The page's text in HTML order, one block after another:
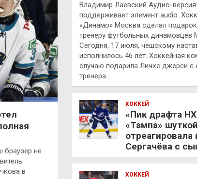
браузер не
в
Владимир Лаевский Аудио-
поддерживает элемент audio.
«Динамо» Москва сделал
тренеру футбольных динамовцев
Сегодня, 17 июля, чешскому
исполнилось 46 лет. Хоккейная
случаю подарила Личке джерси с
тренера…
ХОККЕЙ
«Пик драфта
«Тампа» шуткой
отреагировала
Сергачёва с
ХОККЕЙ